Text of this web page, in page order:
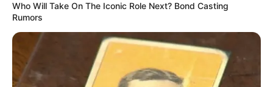
Who Will Take On The Iconic Role Next? Bond Casting
Rumors